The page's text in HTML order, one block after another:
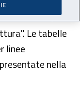
58 tabelle,
Le tabelle
linee
nella